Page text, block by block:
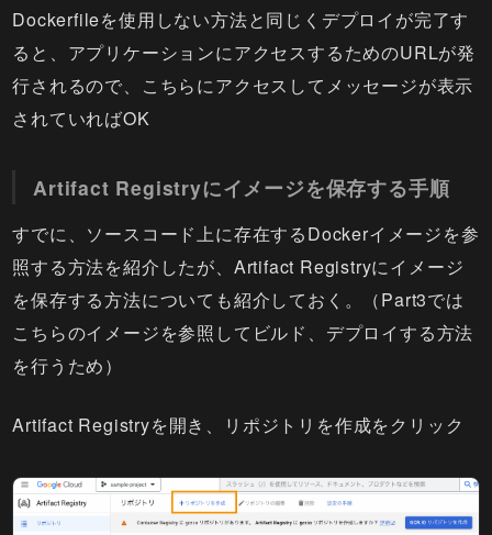
Dockerfileを使用しない方法と同じくデプロイが完了す
ると、アプリケーションにアクセスするためのURLが発
行されるので、こちらにアクセスしてメッセージが表示
されていればOK
Artifact Registryにイメージを保存する手順
すでに、ソースコード上に存在するDockerイメージを参
照する方法を紹介したが、Artifact Registryにイメージ
を保存する方法についても紹介しておく。（Part3では
こちらのイメージを参照してビルド、デプロイする方法
を行うため）
Artifact Registryを開き、リポジトリを作成をクリック